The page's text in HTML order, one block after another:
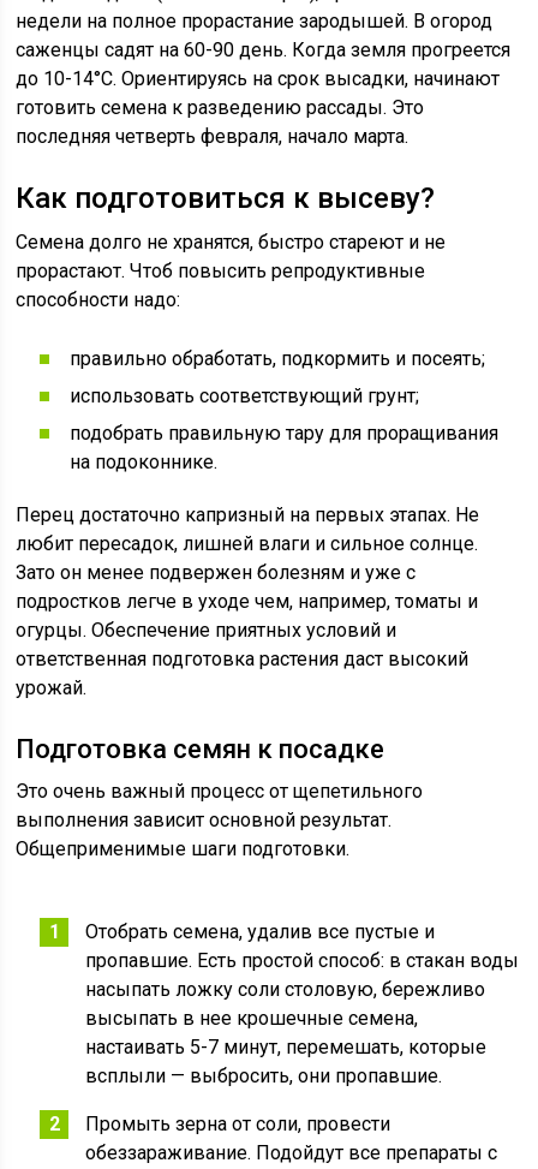
недели на полное прорастание зародышей. В огород
саженцы садят на 60-90 день. Когда земля прогреется
до 10-14°C. Ориентируясь на срок высадки, начинают
готовить семена к разведению рассады. Это
последняя четверть февраля, начало марта.
Как подготовиться к высеву?
Семена долго не хранятся, быстро стареют и не
прорастают. Чтоб повысить репродуктивные
способности надо:
правильно обработать, подкормить и посеять;
использовать соответствующий грунт;
подобрать правильную тару для проращивания
на подоконнике.
Перец достаточно капризный на первых этапах. Не
любит пересадок, лишней влаги и сильное солнце.
Зато он менее подвержен болезням и уже с
подростков легче в уходе чем, например, томаты и
огурцы. Обеспечение приятных условий и
ответственная подготовка растения даст высокий
урожай.
Подготовка семян к посадке
Это очень важный процесс от щепетильного
выполнения зависит основной результат.
Общеприменимые шаги подготовки.
Отобрать семена, удалив все пустые и
пропавшие. Есть простой способ: в стакан воды
насыпать ложку соли столовую, бережливо
высыпать в нее крошечные семена,
настаивать 5-7 минут, перемешать, которые
всплыли — выбросить, они пропавшие.
Промыть зерна от соли, провести
обеззараживание. Подойдут все препараты с